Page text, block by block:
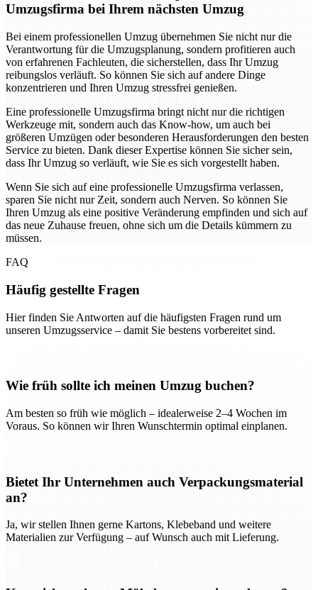
Umzugsfirma bei Ihrem nächsten Umzug
Bei einem professionellen Umzug übernehmen Sie nicht nur die
Verantwortung für die Umzugsplanung, sondern profitieren auch
von erfahrenen Fachleuten, die sicherstellen, dass Ihr Umzug
reibungslos verläuft. So können Sie sich auf andere Dinge
konzentrieren und Ihren Umzug stressfrei genießen.
Eine professionelle Umzugsfirma bringt nicht nur die richtigen
Werkzeuge mit, sondern auch das Know-how, um auch bei
größeren Umzügen oder besonderen Herausforderungen den besten
Service zu bieten. Dank dieser Expertise können Sie sicher sein,
dass Ihr Umzug so verläuft, wie Sie es sich vorgestellt haben.
Wenn Sie sich auf eine professionelle Umzugsfirma verlassen,
sparen Sie nicht nur Zeit, sondern auch Nerven. So können Sie
Ihren Umzug als eine positive Veränderung empfinden und sich auf
das neue Zuhause freuen, ohne sich um die Details kümmern zu
müssen.
FAQ
Häufig gestellte Fragen
Hier finden Sie Antworten auf die häufigsten Fragen rund um
unseren Umzugsservice – damit Sie bestens vorbereitet sind.
Wie früh sollte ich meinen Umzug buchen?
Am besten so früh wie möglich – idealerweise 2–4 Wochen im
Voraus. So können wir Ihren Wunschtermin optimal einplanen.
Bietet Ihr Unternehmen auch Verpackungsmaterial
an?
Ja, wir stellen Ihnen gerne Kartons, Klebeband und weitere
Materialien zur Verfügung – auf Wunsch auch mit Lieferung.